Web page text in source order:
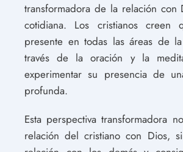
transformadora de la relación con
cotidiana. Los cristianos creen
presente en todas las áreas de
través de la oración y la
experimentar su presencia de
profunda.
Esta perspectiva transformadora
relación del cristiano con Dios,